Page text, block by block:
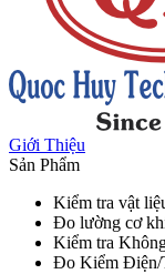
Giới Thiệu
Sản Phẩm
Kiểm tra vật
Đo lường cơ
Kiểm tra
Đo Kiểm Điện/